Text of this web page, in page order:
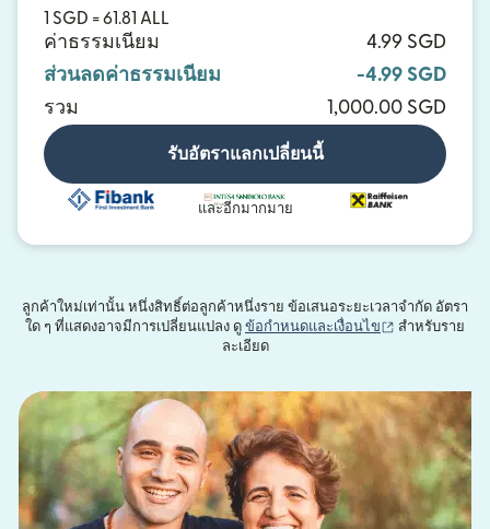
1 SGD = 61.81 ALL
ค่าธรรมเนียม
4.99 SGD
ส่วนลดค่าธรรมเนียม
-4.99 SGD
รวม
1,000.00 SGD
รับอัตราแลกเปลี่ยนนี้
และอีกมากมาย
ลูกค้าใหม่เท่านั้น หนึ่งสิทธิ์ต่อลูกค้าหนึ่งราย ข้อเสนอระยะเวลาจำกัด อัตรา
ใด ๆ ที่แสดงอาจมีการเปลี่ยนแปลง ดู ข้อกำหนดและเงื่อนไข (เปิดในหน้าต่า
สำหรับราย
ละเอียด